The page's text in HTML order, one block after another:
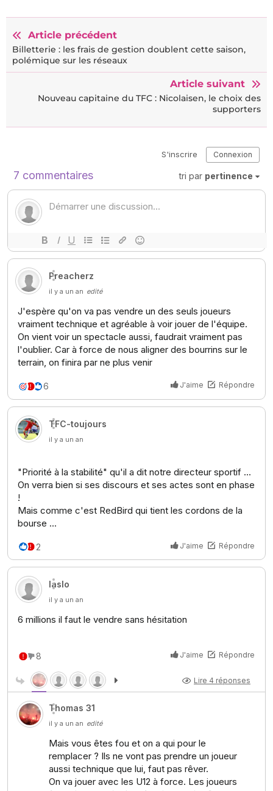
Article précédent
Billetterie : les frais de gestion doublent cette saison,
polémique sur les réseaux
Article suivant
Nouveau capitaine du TFC : Nicolaisen, le choix des
supporters